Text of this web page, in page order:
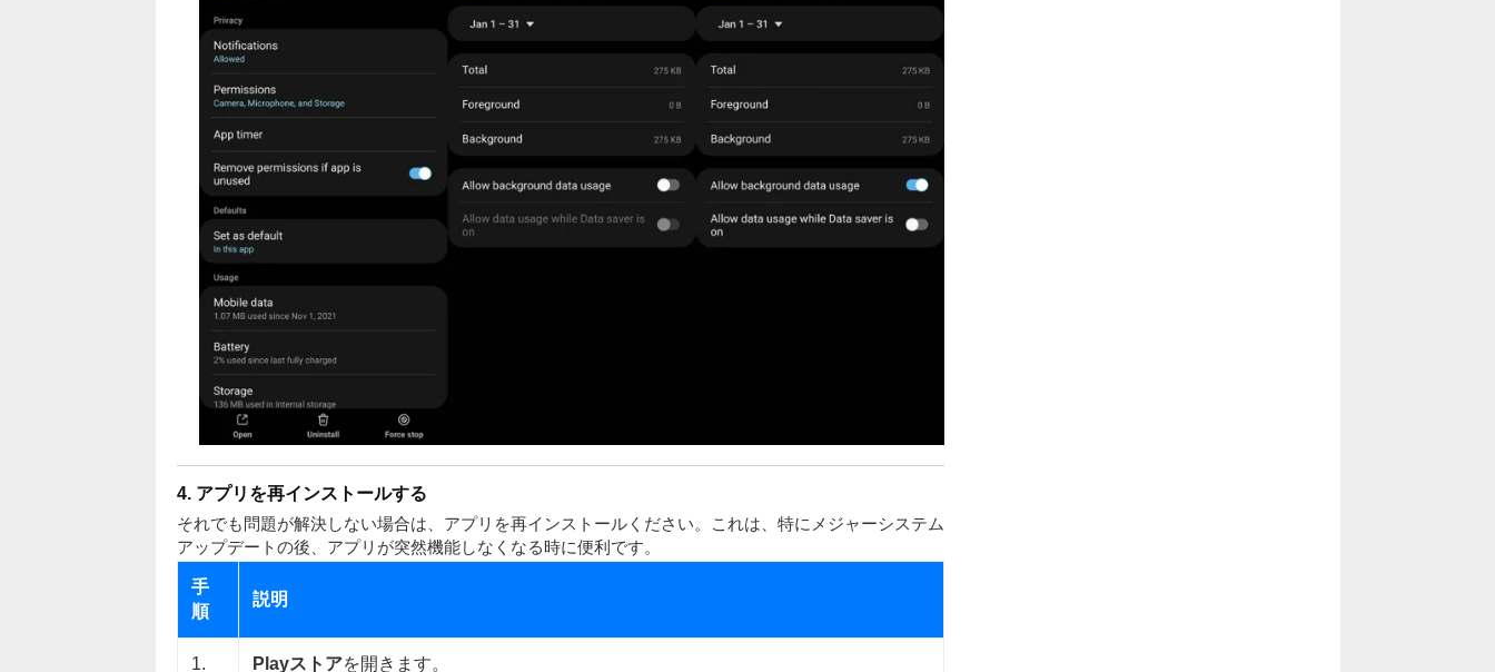
4. アプリを再インストールする
それでも問題が解決しない場合は、アプリを再インストールください。これは、特にメジャーシステム
アップデートの後、アプリが突然機能しなくなる時に便利です。
手
順
説明
1. Playストアを開きます。